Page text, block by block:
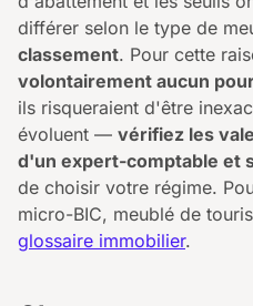
différer selon le type de
classement. Pour cette
volontairement aucun
ils risqueraient d'être
évoluent — vérifiez les
d'un expert-comptable et
de choisir votre régime.
micro-BIC, meublé de
glossaire immobilier.